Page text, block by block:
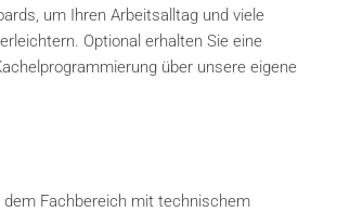
um Ihren Arbeitsalltag und viele
Optional erhalten Sie eine
über unsere eigene
dem Fachbereich mit technischem